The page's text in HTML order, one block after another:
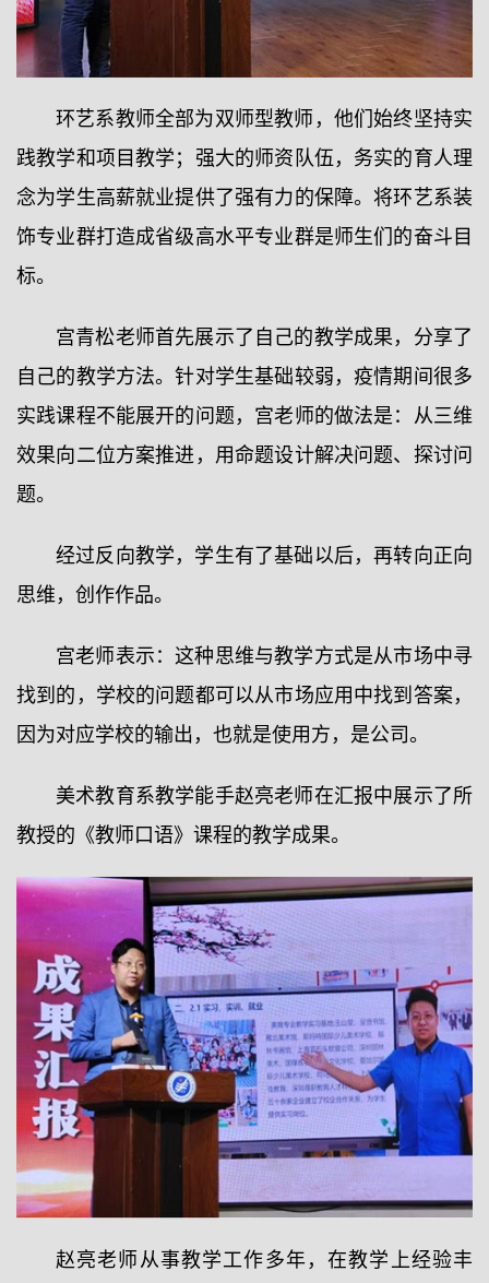
环艺系教师全部为双师型教师，他们始终坚持实
践教学和项目教学；强大的师资队伍，务实的育人理
念为学生高薪就业提供了强有力的保障。将环艺系装
饰专业群打造成省级高水平专业群是师生们的奋斗目
标。
宫青松老师首先展示了自己的教学成果，分享了
自己的教学方法。针对学生基础较弱，疫情期间很多
实践课程不能展开的问题，宫老师的做法是：从三维
效果向二位方案推进，用命题设计解决问题、探讨问
题。
经过反向教学，学生有了基础以后，再转向正向
思维，创作作品。
宫老师表示：这种思维与教学方式是从市场中寻
找到的，学校的问题都可以从市场应用中找到答案，
因为对应学校的输出，也就是使用方，是公司。
美术教育系教学能手赵亮老师在汇报中展示了所
教授的《教师口语》课程的教学成果。
赵亮老师从事教学工作多年，在教学上经验丰